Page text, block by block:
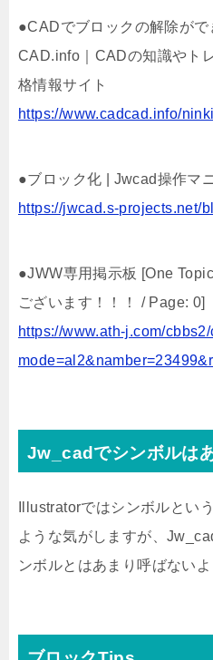
●CADでブロックの解除がで
CAD.info｜CADの知識やト
格情報サイト
https://www.cadcad.info/
●ブロック化 | Jwcad操作マ
https://jwcad.s-projects.net/
●JWW専用掲示板 [One
ございます！！！ / Page: 0]
https://www.ath-j.com/
Jw_cadでシンボルは
Illustratorではシンボルとい
ような気がしますが、
ンボルとはあまり呼ばないよ